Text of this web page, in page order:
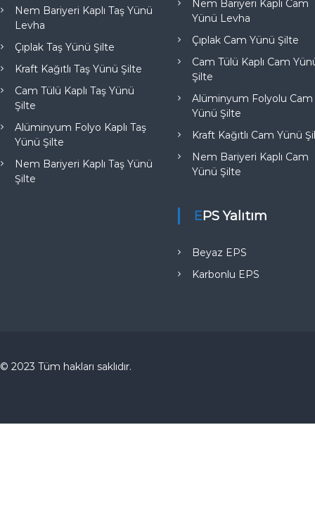
Nem Bariyeri Kaplı Taş Yünü
Levha
Çıplak Taş Yünü Şilte
Kraft Kağıtlı Taş Yünü Şilte
Cam Tülü Kaplı Taş Yünü
Şilte
Alüminyum Folyo Kaplı Taş
Yünü Şilte
Nem Bariyeri Kaplı Taş Yünü
Şilte
Nem Bariyeri Kaplı Cam
Yünü Levha
Çıplak Cam Yünü Şilte
Cam Tülü Kaplı Cam
Şilte
Alüminyum Folyolu Cam
Yünü Şilte
Kraft Kağıtlı Cam Yünü
Nem Bariyeri Kaplı Cam
Yünü Şilte
EPS Yalıtım
Beyaz EPS
Karbonlu EPS
© 2023 Tüm hakları saklıdır.